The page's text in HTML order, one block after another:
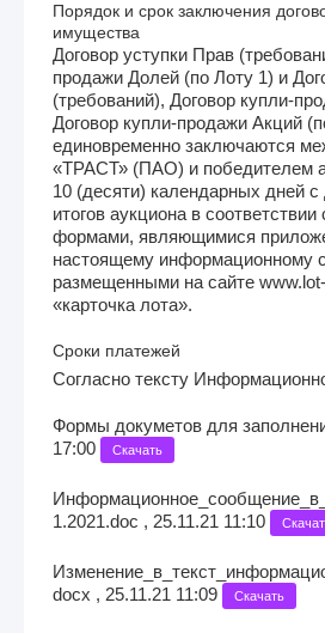
Порядок и срок заключения
имущества
Договор уступки Прав
продажи Долей (по Лоту 1) и
(требований), Договор купли-
Договор купли-продажи Акций
единовременно заключаются
«ТРАСТ» (ПАО) и победителем
10 (десяти) календарных дней
итогов аукциона в
формами, являющимися
настоящему информационному
размещенными на сайте
«карточка лота».
Сроки платежей
Согласно тексту
Формы докуметов для
17:00
Скачать
1.2021.doc , 25.11.21 11:10
docx , 25.11.21 11:09
Скачать